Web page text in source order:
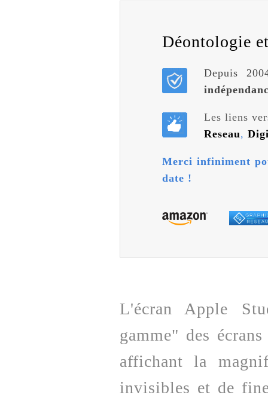
Déontologie
Depuis
Les liens
Reseau,
Merci infiniment
date !
L'écran Apple
gamme" des
affichant la
invisibles et de